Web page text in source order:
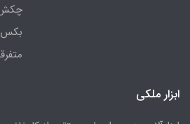
بکس
ابزار ملکی